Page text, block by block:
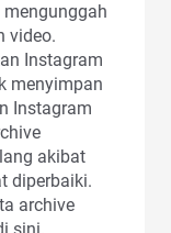
video.
Instagram
menyimpan
Instagram
akibat
diperbaiki.
archive